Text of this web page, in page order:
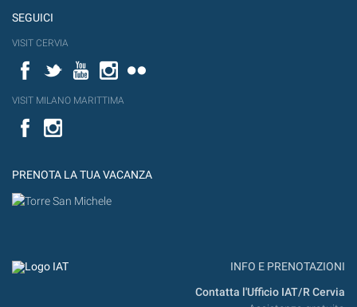
SEGUICI
VISIT CERVIA
FacebookTwitterYouTubeInstagram
VISIT MILANO MARITTIMA
Facebook
PRENOTA LA TUA VACANZA
INFO E PRENOTAZIONI
Contatta l'Ufficio IAT/R Cervia